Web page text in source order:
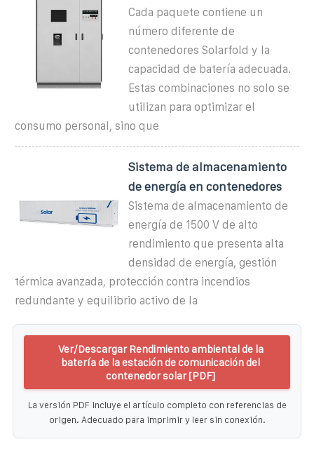
Cada paquete contiene un
número diferente de
contenedores Solarfold y la
capacidad de batería adecuada.
Estas combinaciones no solo se
utilizan para optimizar el
consumo personal, sino que
Sistema de almacenamiento
de energía en contenedores
Sistema de almacenamiento de
energía de 1500 V de alto
rendimiento que presenta alta
densidad de energía, gestión
térmica avanzada, protección contra incendios
redundante y equilibrio activo de la
Ver/Descargar Rendimiento ambiental de la
batería de la estación de comunicación del
contenedor solar [PDF]
La versión PDF incluye el artículo completo con referencias de
origen. Adecuado para imprimir y leer sin conexión.